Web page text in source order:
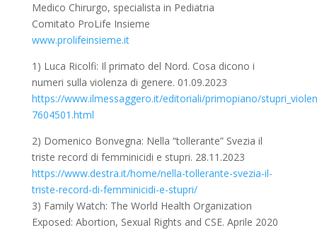
Medico Chirurgo, specialista in Pediatria
Comitato ProLife Insieme
www.prolifeinsieme.it
1) Luca Ricolfi: Il primato del Nord. Cosa dicono i
numeri sulla violenza di genere. 01.09.2023
https://www.ilmessaggero.it/editoriali/primopiano/
7604501.html
2) Domenico Bonvegna: Nella “tollerante” Svezia il
triste record di femminicidi e stupri. 28.11.2023
https://www.destra.it/home/nella-tollerante-svezia-il-
triste-record-di-femminicidi-e-stupri/
3) Family Watch: The World Health Organization
Exposed: Abortion, Sexual Rights and CSE. Aprile 2020